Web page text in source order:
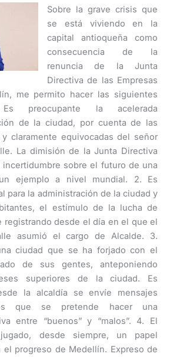
Sobre la grave crisis que
se está viviendo en la
capital antioqueña como
consecuencia de la
renuncia de la Junta
Directiva de las Empresas
me permito hacer las siguientes
preocupante la acelerada
de la ciudad, por cuenta de las
claramente equivocadas del señor
La dimisión de la Junta Directiva
incertidumbre sobre el futuro de una
ejemplo a nivel mundial. 2. Es
para la administración de la ciudad y
el estímulo de la lucha de
registrando desde el día en el que el
asumió el cargo de Alcalde. 3.
ciudad que se ha forjado con el
de sus gentes, anteponiendo
superiores de la ciudad. Es
la alcaldía se envíe mensajes
que se pretende hacer una
entre “buenos” y “malos”. 4. El
desde siempre, un papel
el progreso de Medellín. Expreso de